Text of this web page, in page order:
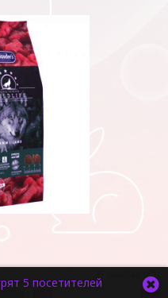
В наявності
5 посетителей